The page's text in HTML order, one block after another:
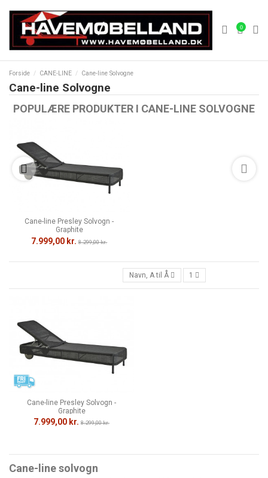
0
Forside CANE-LINE Cane-line Solvogne
Cane-line Solvogne
POPULÆRE PRODUKTER I CANE-LINE SOLVOGNE
Cane-line Presley Solvogn -
Graphite
7.999,00 kr. 8.299,00 kr.
Navn, A til Å 1
Cane-line Presley Solvogn -
Graphite
7.999,00 kr. 8.299,00 kr.
Cane-line solvogn